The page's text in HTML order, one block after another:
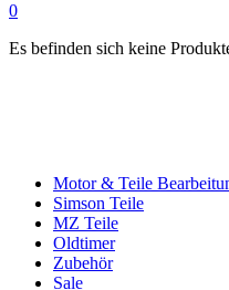
0
Es befinden sich keine
Motor & Teile
Simson Teile
MZ Teile
Oldtimer
Zubehör
Sale